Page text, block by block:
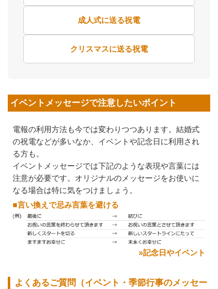
成人式に送る祝電
クリスマスに送る祝電
イベントメッセージで注意したいポイント
電報の利用方法も今では変わりつつあります。結婚式
の祝電などが多いなか、イベントや記念日に利用され
る方も。
イベントメッセージでは下記のような表現や言葉には
注意が必要です。オリジナルのメッセージをお使いに
なる場合は特に気をつけましょう。
■言い換えで忌み言葉を避ける
»記念日やイベント
よくあるご質問（イベント・季節行事のメッセー